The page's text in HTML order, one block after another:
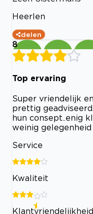
Heerlen
delen
8
Top ervaring
Super vriendelijk
prettig
hun consept..enig
weinig
Service
Kwaliteit
Klantvriendelijkheid